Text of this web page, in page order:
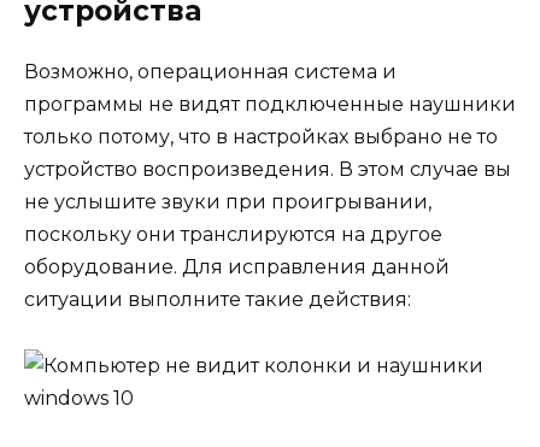
устройства
Возможно, операционная система и
программы не видят подключенные наушники
только потому, что в настройках выбрано не то
устройство воспроизведения. В этом случае вы
не услышите звуки при проигрывании,
поскольку они транслируются на другое
оборудование. Для исправления данной
ситуации выполните такие действия: